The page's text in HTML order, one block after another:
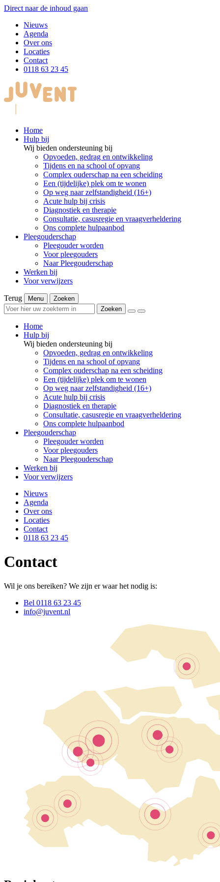
Direct naar de inhoud gaan
Nieuws
Agenda
Over ons
Locaties
Contact
0118 63 23 45
Home
Hulp bij
Wij bieden ondersteuning bij
Opvoeden, gedrag en ontwikkeling
Tijdens en na school of opvang
Complex ouderschap na een scheiding
Een (tijdelijke) plek om te wonen
Op weg naar zelfstandigheid (16+)
Acute hulp bij crisis
Diagnostiek en therapie
Consultatie, casusregie en vraagverheldering
Ons complete hulpaanbod
Pleegouderschap
Pleegouder worden
Voor pleegouders
Naar Pleegouderschap
Werken bij
Voor verwijzers
Terug Menu
Zoeken
Zoeken
Home
Hulp bij
Wij bieden ondersteuning bij
Opvoeden, gedrag en ontwikkeling
Tijdens en na school of opvang
Complex ouderschap na een scheiding
Een (tijdelijke) plek om te wonen
Op weg naar zelfstandigheid (16+)
Acute hulp bij crisis
Diagnostiek en therapie
Consultatie, casusregie en vraagverheldering
Ons complete hulpaanbod
Pleegouderschap
Pleegouder worden
Voor pleegouders
Naar Pleegouderschap
Werken bij
Voor verwijzers
Nieuws
Agenda
Over ons
Locaties
Contact
0118 63 23 45
Contact
Wil je ons bereiken? We zijn er waar het nodig is:
Bel 0118 63 23 45
info@juvent.nl